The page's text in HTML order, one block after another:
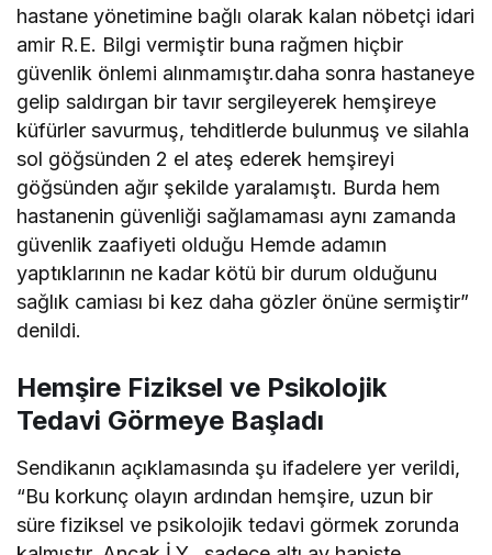
hastane yönetimine bağlı olarak kalan nöbetçi idari
amir R.E. Bilgi vermiştir buna rağmen hiçbir
güvenlik önlemi alınmamıştır.daha sonra hastaneye
gelip saldırgan bir tavır sergileyerek hemşireye
küfürler savurmuş, tehditlerde bulunmuş ve silahla
sol göğsünden 2 el ateş ederek hemşireyi
göğsünden ağır şekilde yaralamıştı. Burda hem
hastanenin güvenliği sağlamaması aynı zamanda
güvenlik zaafiyeti olduğu Hemde adamın
yaptıklarının ne kadar kötü bir durum olduğunu
sağlık camiası bi kez daha gözler önüne sermiştir”
denildi.
Hemşire Fiziksel ve Psikolojik
Tedavi Görmeye Başladı
Sendikanın açıklamasında şu ifadelere yer verildi,
“Bu korkunç olayın ardından hemşire, uzun bir
süre fiziksel ve psikolojik tedavi görmek zorunda